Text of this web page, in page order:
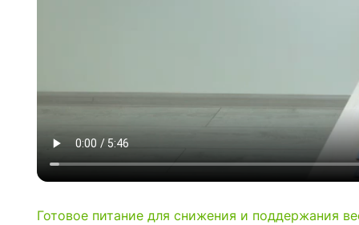
Готовое питание для снижения и поддержания